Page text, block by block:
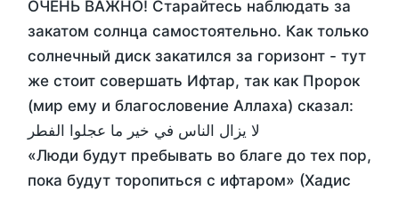
ОЧЕНЬ ВАЖНО! Старайтесь наблюдать за
закатом солнца самостоятельно. Как только
солнечный диск закатился за горизонт - тут
же стоит совершать Ифтар, так как Пророк
(мир ему и благословение Аллаха) сказал:
لا يزال الناس في خير ما عجلوا الفطر
«Люди будут пребывать во благе до тех пор,
пока будут торопиться с ифтаром» (Хадис